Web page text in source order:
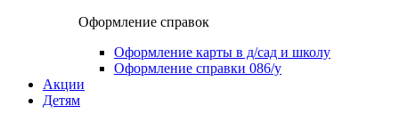
Оформление справок
Оформление карты в д/сад и школу
Оформление справки 086/у
Акции
Детям